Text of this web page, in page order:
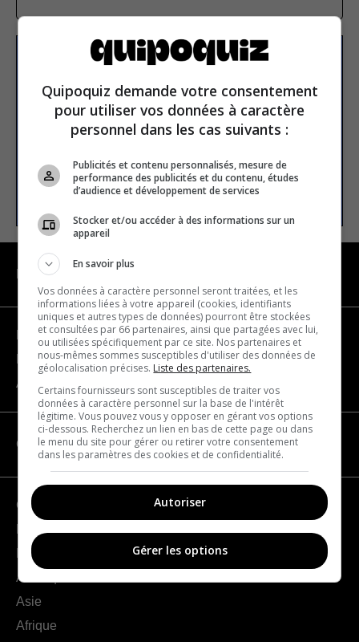
S’inscrire à la newsletter
E-mail
S’INSCRIRE
NAVIGATION
Devenir partenaire
Nous joindre
À propos
CATÉGORIES
Géographie
Europe
Amériques
Asie
Afrique
Quipoquiz demande votre consentement
pour utiliser vos données à caractère
personnel dans les cas suivants :
Publicités et contenu personnalisés, mesure de
performance des publicités et du contenu, études
d’audience et développement de services
Stocker et/ou accéder à des informations sur un
appareil
En savoir plus
Vos données à caractère personnel seront traitées, et les
informations liées à votre appareil (cookies, identifiants
uniques et autres types de données) pourront être stockées
et consultées par 66 partenaires, ainsi que partagées avec lui,
ou utilisées spécifiquement par ce site. Nos partenaires et
nous-mêmes sommes susceptibles d'utiliser des données de
géolocalisation précises. Liste des partenaires.
Certains fournisseurs sont susceptibles de traiter vos
données à caractère personnel sur la base de l'intérêt
légitime. Vous pouvez vous y opposer en gérant vos options
ci-dessous. Recherchez un lien en bas de cette page ou dans
le menu du site pour gérer ou retirer votre consentement
dans les paramètres des cookies et de confidentialité.
Autoriser
Gérer les options